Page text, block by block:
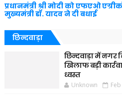
प्रधानमंत्री श्री मोदी को एफएओ
मुख्यमंत्री डॉ. यादव ने दी बधाई
छिन्दवाड़ा
छिन्दवाड़ा में नगर
खिलाफ बड़ी
ध्वस्त
Unknown